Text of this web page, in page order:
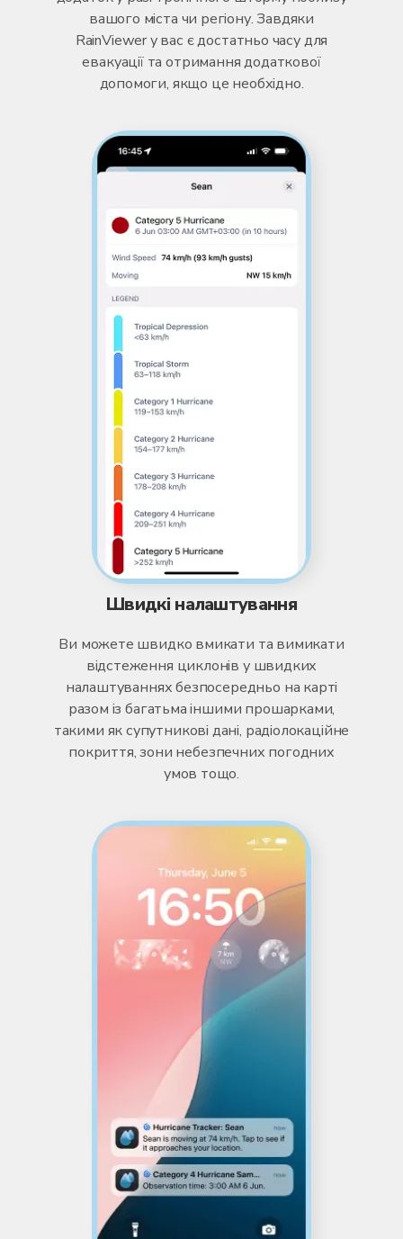
вашого міста чи регіону. Завдяки
RainViewer у вас є достатньо часу для
евакуації та отримання додаткової
допомоги, якщо це необхідно.
Швидкі налаштування
Ви можете швидко вмикати та вимикати
відстеження циклонів у швидких
налаштуваннях безпосередньо на карті
разом із багатьма іншими прошарками,
такими як супутникові дані, радіолокаційне
покриття, зони небезпечних погодних
умов тощо.